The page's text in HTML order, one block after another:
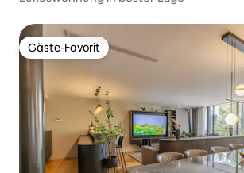
Gäste-Favorit
Gäste-Favorit